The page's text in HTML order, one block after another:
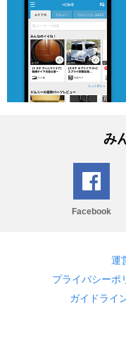
み
Facebook
運
プライバシーポ
ガイドライ